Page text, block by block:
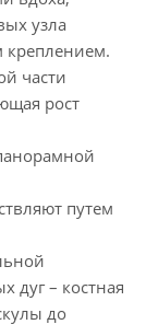
узла
креплением.
части
рост
путем
дуг – костная
до